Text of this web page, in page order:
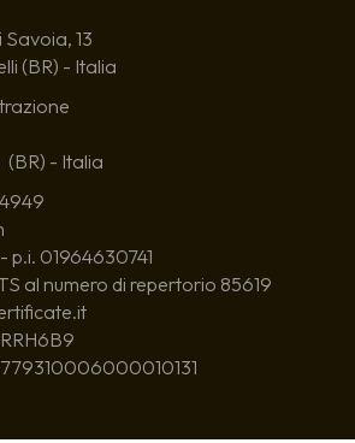
13
(BR) - Italia
(BR) - Italia
p.i. 01964630741
al numero di repertorio 85619